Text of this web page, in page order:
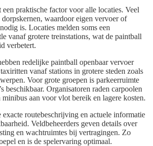
praktische factor voor alle locaties. Veel
waardoor eigen vervoer of
is. Locaties melden soms een
vanaf grotere treinstations, wat de paintball
verbetert.
redelijke paintball openbaar vervoer
vanaf stations in grotere steden zoals
Voor grote groepen is parkeerruimte
beschikbaar. Organisatoren raden carpoolen
aan voor vlot bereik en lagere kosten.
routebeschrijving en actuele informatie
Veldbeheerders geven details over
en wachtruimtes bij vertragingen. Zo
en is de spelervaring optimaal.